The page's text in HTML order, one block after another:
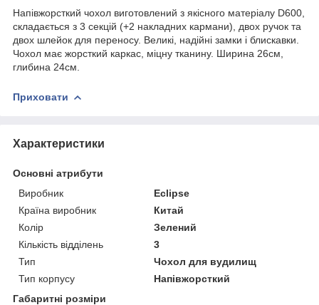
Напівжорсткий чохол виготовлений з якісного матеріалу D600,
складається з 3 секцій (+2 накладних кармани), двох ручок та
двох шлейок для переносу. Великі, надійні замки і блискавки.
Чохол має жорсткий каркас, міцну тканину. Ширина 26см,
глибина 24см.
Приховати
Характеристики
Основні атрибути
Виробник
Eclipse
Країна виробник
Китай
Колір
Зелений
Кількість відділень
3
Тип
Чохол для вудилищ
Тип корпусу
Напівжорсткий
Габаритні розміри